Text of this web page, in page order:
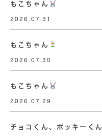
もこちゃん
2026.07.31
もこちゃん
2026.07.30
もこちゃん
2026.07.29
チョコくん、ポッキーくん